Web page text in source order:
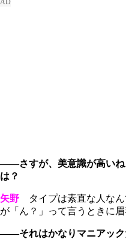
――さすが、美意識が高いね
は？
矢野 タイプは素直な人なん
が「ん？」って言うときに
――それはかなりマニアック